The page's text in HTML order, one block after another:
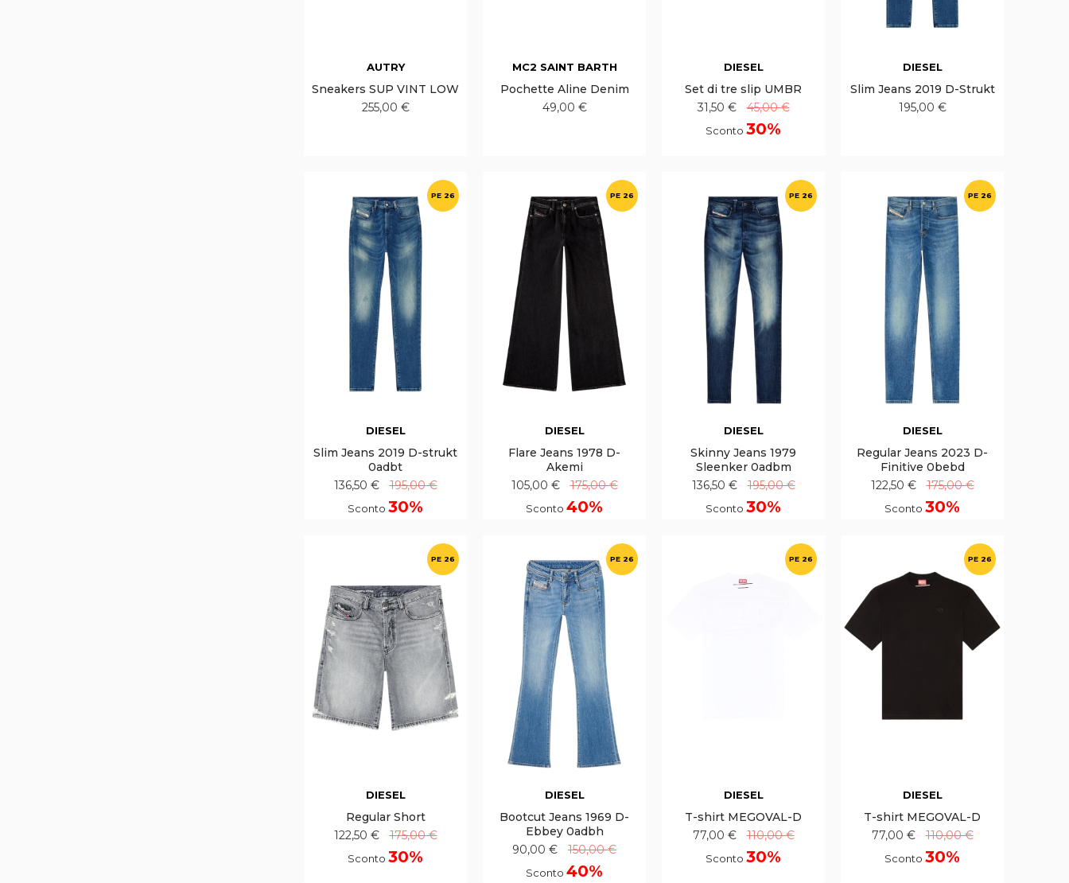
AUTRY
Sneakers SUP VINT LOW
255,00 €
MC2 SAINT BARTH
Pochette Aline Denim
49,00 €
DIESEL
Set di tre slip UMBR
31,50 €
45,00 €
Sconto 30%
DIESEL
Slim Jeans 2019 D-Strukt
195,00 €
PE 26
DIESEL
Slim Jeans 2019 D-strukt
0adbt
136,50 €
195,00 €
Sconto 30%
PE 26
DIESEL
Flare Jeans 1978 D-
Akemi
105,00 €
175,00 €
Sconto 40%
PE 26
DIESEL
Skinny Jeans 1979
Sleenker 0adbm
136,50 €
195,00 €
Sconto 30%
PE 26
DIESEL
Regular Jeans 2023 D-
Finitive 0bebd
122,50 €
175,00 €
Sconto 30%
PE 26
DIESEL
Regular Short
122,50 €
175,00 €
Sconto 30%
PE 26
DIESEL
Bootcut Jeans 1969 D-
Ebbey 0adbh
90,00 €
150,00 €
Sconto 40%
PE 26
DIESEL
T-shirt MEGOVAL-D
77,00 €
110,00 €
Sconto 30%
PE 26
DIESEL
T-shirt MEGOVAL-D
77,00 €
110,00 €
Sconto 30%